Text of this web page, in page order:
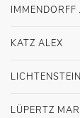
IMMENDORFF
KATZ ALEX
LÜPERTZ